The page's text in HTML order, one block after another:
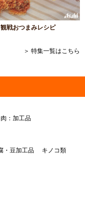
戦おつまみレシピ
＞ 特集一覧はこちら
肉：加工品
・豆加工品
キノコ類